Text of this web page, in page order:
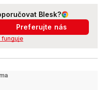
Blesk?
Preferujte nás